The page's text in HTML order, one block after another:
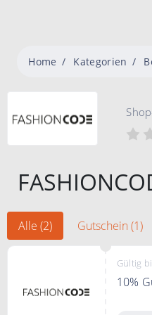
Home Kategorien
Alle (2) Gutschein (1)
Gültig
10%